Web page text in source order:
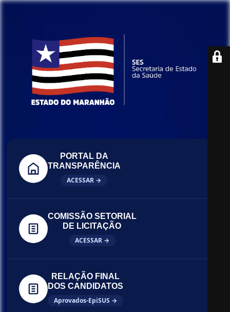
PORTAL DA
TRANSPARÊNCIA
ACESSAR →
COMISSÃO SETORIAL
DE LICITAÇÃO
ACESSAR →
RELAÇÃO FINAL
DOS CANDIDATOS
Aprovados-EpiSUS →